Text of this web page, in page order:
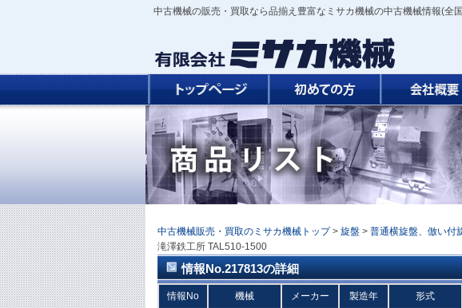
中古機械の販売・買取なら品揃え豊富なミサカ機械の中古機械情報(全
中古機械販売・買取のミサカ機械トップ > 旋盤 > 普通横旋盤、倣い付
滝澤鉄工所 TAL510-1500
情報No.217813の詳細
情報No 機械 メーカー 製造年 形式